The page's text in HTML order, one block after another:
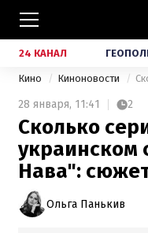
24 КАНАЛ
Кино Киноновости
28 января, 11:41 2
Сколько
украинском
Нава":
Ольга Панькив